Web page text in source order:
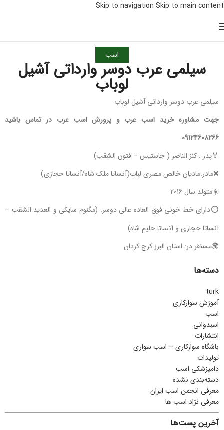
Skip to navigation Skip to main content
اسب
سیلمی عرب دوسر وارداتی آشیل
لوباب
سیلمی عرب دوسر وارداتی آشیل لوباب
جهت مشاوره خرید اسب عرب و پرورش اسب عرب در تماس باشید
09124608266
🏅پدر : کنز الناصر ( جاستیس – فتون الشقب)
❌مادر:مادیان خالص مصری لباب(آنساتا ملک شاه/آنساتا حجازی)
☀️متولد سال 2016
⭕دارای خط خونی فوق العاده عالی دوسر: (مگنوم سایکی و العدید الشقب –
آنساتا حجازی و آنساتا حلیم شاه)
🌍مستقر در: استان البرز.کرج.کردان
دسته‌ها
turk
آموزش سوارکاری
اسب
اسبدوانی
انتشارات
باشگاه سوارکاری – اسب سواری
تولیدات
دامپزشکی اسب
دسته‌بندی نشده
معرفی انجمن اسب ایران
معرفی نژاد اسب ها
آخرین پست‌ها